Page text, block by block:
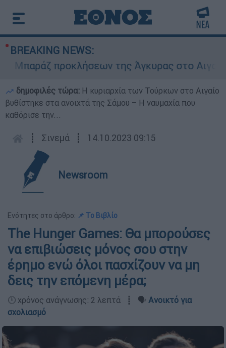
BREAKING NEWS:
προκλήσεων της Άγκυρας στο Αιγαίο:
δημοφιλές τώρα: Η κυριαρχία των Τούρκων στο Αιγαίο
βυθίστηκε στα ανοιχτά της Σάμου – Η ναυμαχία που
καθόρισε την...
┋ Σινεμά ┋ 14.10.2023 09:15
Newsroom
Ενότητες στο άρθρο: 📌 Το Βιβλίο
The Hunger Games: Θα μπορούσες
να επιβιώσεις μόνος σου στην
έρημο ενώ όλοι πασχίζουν να μη
δεις την επόμενη μέρα;
🕛 χρόνος ανάγνωσης: 2 λεπτά ┋ 🗣️ Ανοικτό για
σχολιασμό